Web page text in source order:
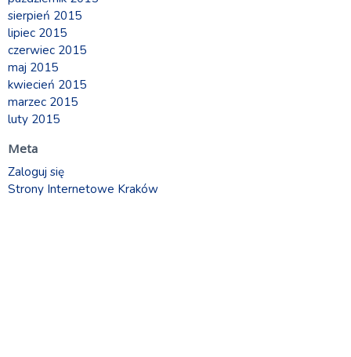
sierpień 2015
lipiec 2015
czerwiec 2015
maj 2015
kwiecień 2015
marzec 2015
luty 2015
Meta
Zaloguj się
Strony Internetowe Kraków